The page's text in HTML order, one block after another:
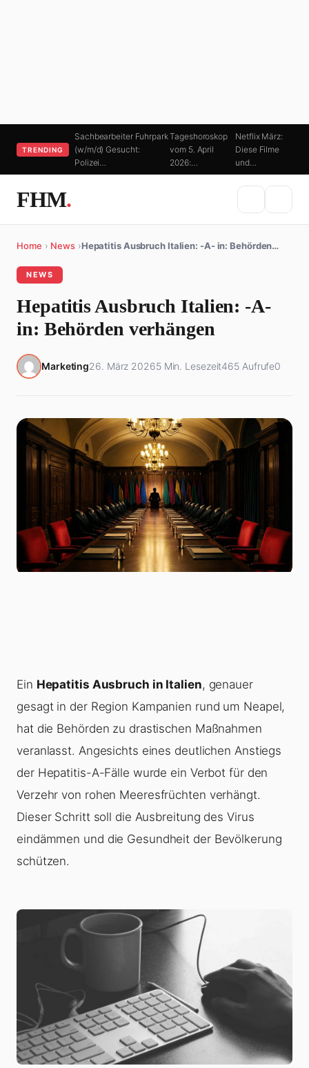
TRENDING
Sachbearbeiter Fuhrpark
(w/m/d) Gesucht:
Polizei…
Tageshoroskop
vom 5. April
2026:…
Netflix März:
Diese Filme
und…
FHM.
Home › News ›Hepatitis Ausbruch Italien: -A- in: Behörden…
NEWS
Hepatitis Ausbruch Italien: -A-
in: Behörden verhängen
Marketing26. März 20265 Min. Lesezeit465 Aufrufe0
Ein Hepatitis Ausbruch in Italien, genauer
gesagt in der Region Kampanien rund um Neapel,
hat die Behörden zu drastischen Maßnahmen
veranlasst. Angesichts eines deutlichen Anstiegs
der Hepatitis-A-Fälle wurde ein Verbot für den
Verzehr von rohen Meeresfrüchten verhängt.
Dieser Schritt soll die Ausbreitung des Virus
eindämmen und die Gesundheit der Bevölkerung
schützen.